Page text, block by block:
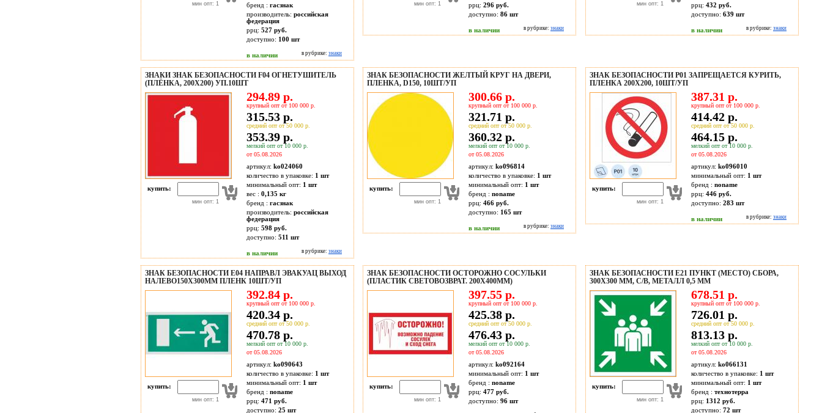
мин опт: 1
бренд : гасзнак
производитель: российская
федерация
ррц: 527 руб.
доступно: 100 шт
в наличии в рубрике: знаки
мин опт: 1
ррц: 296 руб.
доступно: 86 шт
в наличии в рубрике: знаки
мин опт: 1
ррц: 432 руб.
доступно: 639 шт
в наличии в рубрике: знаки
ЗНАКИ ЗНАК БЕЗОПАСНОСТИ F04 ОГНЕТУШИТЕЛЬ
(ПЛЁНКА, 200Х200) УП.10ШТ
купить:
мин опт: 1
294.89 р.
крупный опт от 100 000 р.
315.53 р.
средний опт от 50 000 р.
353.39 р.
мелкий опт от 10 000 р.
от 05.08.2026
артикул: ko024060
количество в упаковке: 1 шт
минимальный опт: 1 шт
вес : 0,135 кг
бренд : гасзнак
производитель: российская
федерация
ррц: 598 руб.
доступно: 511 шт
в наличии в рубрике: знаки
ЗНАК БЕЗОПАСНОСТИ ЖЕЛТЫЙ КРУГ НА ДВЕРИ,
ПЛЕНКА, D150, 10ШТ/УП
купить:
мин опт: 1
300.66 р.
крупный опт от 100 000 р.
321.71 р.
средний опт от 50 000 р.
360.32 р.
мелкий опт от 10 000 р.
от 05.08.2026
артикул: ko096814
количество в упаковке: 1 шт
минимальный опт: 1 шт
бренд : noname
ррц: 466 руб.
доступно: 165 шт
в наличии в рубрике: знаки
ЗНАК БЕЗОПАСНОСТИ P01 ЗАПРЕЩАЕТСЯ КУРИТЬ,
ПЛЕНКА 200Х200, 10ШТ/УП
купить:
мин опт: 1
387.31 р.
крупный опт от 100 000 р.
414.42 р.
средний опт от 50 000 р.
464.15 р.
мелкий опт от 10 000 р.
от 05.08.2026
артикул: ko096010
минимальный опт: 1 шт
бренд : noname
ррц: 446 руб.
доступно: 283 шт
в наличии в рубрике: знаки
ЗНАК БЕЗОПАСНОСТИ E04 НАПРАВЛ ЭВАКУАЦ ВЫХОД
НАЛЕВО150X300ММ ПЛЕНК 10ШТ/УП
купить:
мин опт: 1
392.84 р.
крупный опт от 100 000 р.
420.34 р.
средний опт от 50 000 р.
470.78 р.
мелкий опт от 10 000 р.
от 05.08.2026
артикул: ko090643
количество в упаковке: 1 шт
минимальный опт: 1 шт
бренд : noname
ррц: 471 руб.
доступно: 25 шт
ЗНАК БЕЗОПАСНОСТИ ОСТОРОЖНО СОСУЛЬКИ
(ПЛАСТИК СВЕТОВОЗВРАТ. 200X400ММ)
купить:
мин опт: 1
397.55 р.
крупный опт от 100 000 р.
425.38 р.
средний опт от 50 000 р.
476.43 р.
мелкий опт от 10 000 р.
от 05.08.2026
артикул: ko092164
минимальный опт: 1 шт
бренд : noname
ррц: 477 руб.
доступно: 96 шт
ЗНАК БЕЗОПАСНОСТИ Е21 ПУНКТ (МЕСТО) СБОРА,
300X300 ММ, С/В, МЕТАЛЛ 0,5 ММ
купить:
мин опт: 1
678.51 р.
крупный опт от 100 000 р.
726.01 р.
средний опт от 50 000 р.
813.13 р.
мелкий опт от 10 000 р.
от 05.08.2026
артикул: ko066131
количество в упаковке: 1 шт
минимальный опт: 1 шт
бренд : технотерра
ррц: 1312 руб.
доступно: 72 шт